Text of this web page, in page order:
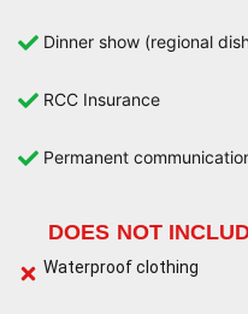
Dinner show (regional
RCC Insurance
Permanent
DOES NOT
Waterproof clothing